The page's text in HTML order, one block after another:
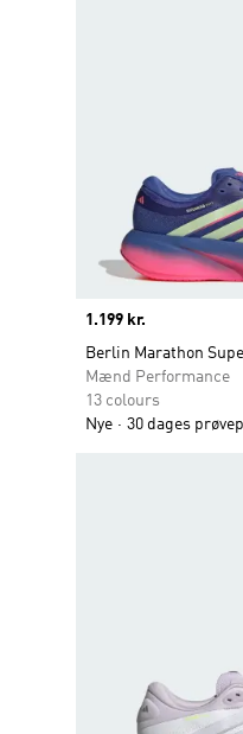
Price
1.199 kr.
Berlin Marathon
Mænd Performance
13 colours
Nye
30 dages